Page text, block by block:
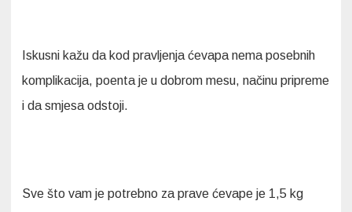
Iskusni kažu da kod pravljenja ćevapa nema posebnih
komplikacija, poenta je u dobrom mesu, načinu pripreme
i da smjesa odstoji.
Sve što vam je potrebno za prave ćevape je 1,5 kg